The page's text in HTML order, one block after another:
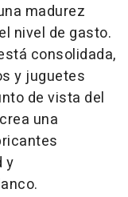
madurez
nivel de gasto.
consolidada,
y juguetes
de vista del
una
y